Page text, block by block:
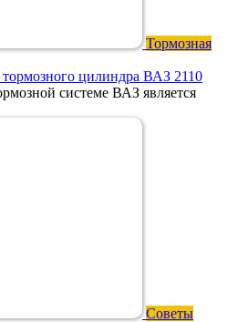
Тормозная
тормозного цилиндра ВАЗ 2110
системе ВАЗ является
Советы